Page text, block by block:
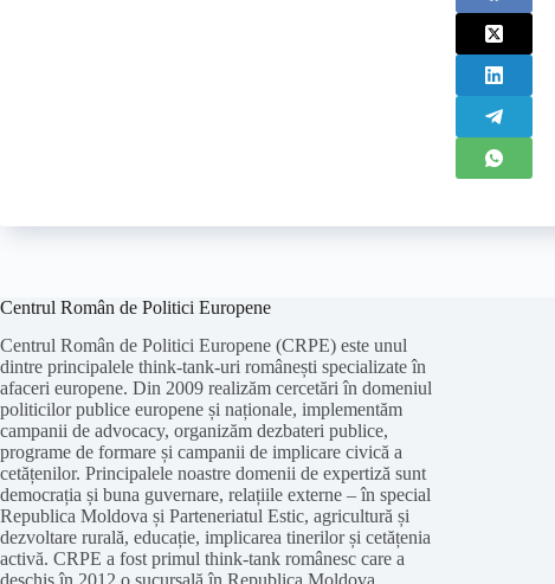
Centrul Român de Politici Europene
Centrul Român de Politici Europene (CRPE) este unul
dintre principalele think-tank-uri românești specializate în
afaceri europene. Din 2009 realizăm cercetări în domeniul
politicilor publice europene și naționale, implementăm
campanii de advocacy, organizăm dezbateri publice,
programe de formare și campanii de implicare civică a
cetățenilor. Principalele noastre domenii de expertiză sunt
democrația și buna guvernare, relațiile externe – în special
Republica Moldova și Parteneriatul Estic, agricultură și
dezvoltare rurală, educație, implicarea tinerilor și cetățenia
activă. CRPE a fost primul think-tank românesc care a